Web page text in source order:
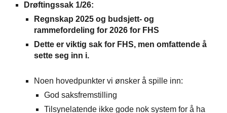
Drøftingssak 1/26:
Regnskap 2025 og budsjett- og
rammefordeling for 2026 for FHS
Dette er viktig sak for FHS, men omfattende å
sette seg inn i.
Noen hovedpunkter vi ønsker å spille inn:
God saksfremstilling
Tilsynelatende ikke gode nok system for å ha